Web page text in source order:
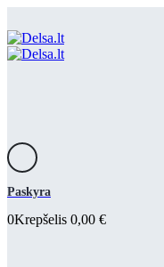
Paskyra
0Krepšelis 0,00 €